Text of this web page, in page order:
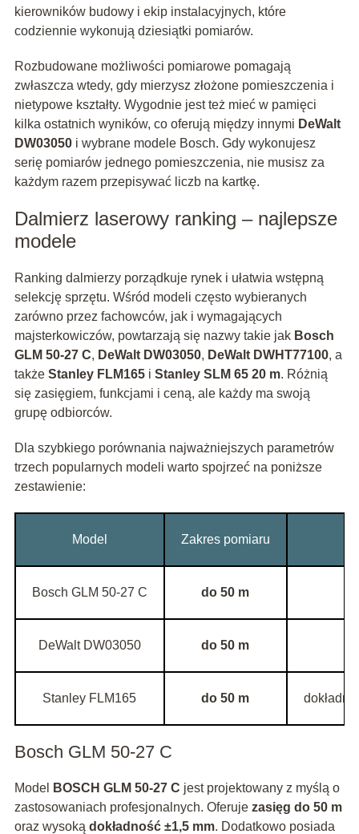
kierowników budowy i ekip instalacyjnych, które
codziennie wykonują dziesiątki pomiarów.
Rozbudowane możliwości pomiarowe pomagają
zwłaszcza wtedy, gdy mierzysz złożone pomieszczenia i
nietypowe kształty. Wygodnie jest też mieć w pamięci
kilka ostatnich wyników, co oferują między innymi DeWalt
DW03050i wybrane modele Bosch. Gdy wykonujesz
serię pomiarów jednego pomieszczenia, nie musisz za
każdym razem przepisywać liczb na kartkę.
Dalmierz laserowy ranking – najlepsze
modele
Ranking dalmierzy porządkuje rynek i ułatwia wstępną
selekcję sprzętu. Wśród modeli często wybieranych
zarówno przez fachowców, jak i wymagających
majsterkowiczów, powtarzają się nazwy takie jak Bosch
GLM 50-27 C, DeWalt DW03050, DeWalt DWHT77100, a
także Stanley FLM165i Stanley SLM 65 20 m. Różnią
się zasięgiem, funkcjami i ceną, ale każdy ma swoją
grupę odbiorców.
Dla szybkiego porównania najważniejszych parametrów
trzech popularnych modeli warto spojrzeć na poniższe
zestawienie:
Model Zakres pomiaru
Bosch GLM 50-27 C do 50 m
DeWalt DW03050 do 50 m
Stanley FLM165 do 50 m
Bosch GLM 50-27 C
Model BOSCH GLM 50-27 C jest projektowany z myślą o
zastosowaniach profesjonalnych. Oferuje zasięg do 50 m
oraz wysoką dokładność ±1,5 mm. Dodatkowo posiada